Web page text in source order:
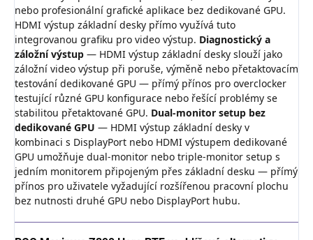
nebo profesionální grafické aplikace bez dedikované GPU.
HDMI výstup základní desky přímo využívá tuto
integrovanou grafiku pro video výstup. Diagnostický a
záložní výstup — HDMI výstup základní desky slouží jako
záložní video výstup při poruše, výměně nebo přetaktovacím
testování dedikované GPU — přímý přínos pro overclocker
testující různé GPU konfigurace nebo řešící problémy se
stabilitou přetaktované GPU. Dual-monitor setup bez
dedikované GPU — HDMI výstup základní desky v
kombinaci s DisplayPort nebo HDMI výstupem dedikované
GPU umožňuje dual-monitor nebo triple-monitor setup s
jedním monitorem připojeným přes základní desku — přímý
přínos pro uživatele vyžadující rozšířenou pracovní plochu
bez nutnosti druhé GPU nebo DisplayPort hubu.